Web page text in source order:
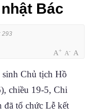
Bác
293
A+ A- A
Chủ tịch Hồ
chiều 19-5, Chi
tổ chức Lễ kết